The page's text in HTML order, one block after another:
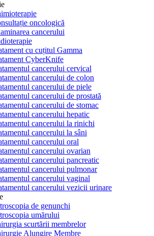
oncologică
cancerului
cu cuțitul Gamma
CyberKnife
cancerului cervical
cancerului de colon
cancerului de piele
cancerului de prostată
cancerului de stomac
cancerului hepatic
cancerului la rinichi
cancerului la sâni
cancerului oral
cancerului ovarian
cancerului pancreatic
cancerului pulmonar
cancerului vaginal
cancerului vezicii urinare
de genunchi
umărului
scurtării membrelor
Alungire Membre